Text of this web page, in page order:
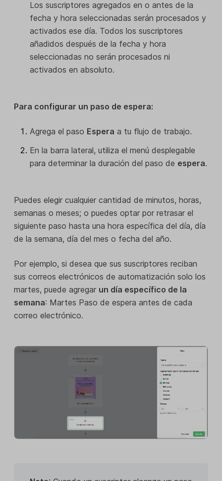
Los suscriptores agregados en o antes de la
fecha y hora seleccionadas serán procesados y
activados ese día. Todos los suscriptores
añadidos después de la fecha y hora
seleccionadas no serán procesados ni
activados en absoluto.
Para configurar un paso de espera:
Agrega el paso Espera a tu flujo de trabajo.
En la barra lateral, utiliza el menú desplegable
para determinar la duración del paso de espera.
Puedes elegir cualquier cantidad de minutos, horas,
semanas o meses; o puedes optar por retrasar el
siguiente paso hasta una hora específica del día, día
de la semana, día del mes o fecha del año.
Por ejemplo, si desea que sus suscriptores reciban
sus correos electrónicos de automatización solo los
martes, puede agregar un día específico de la
semana: Martes Paso de espera antes de cada
correo electrónico.